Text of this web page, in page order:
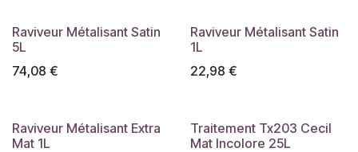
types de parquets huilés sur
toutes essences de bois
Idéale pour l'entretien de
des parquets huilés en usine
Raviveur Métalisant Satin
5L
74,08 €
Raviveur Métalisant Satin
1L
22,98 €
Raviveur Métalisant Extra
Mat 1L
Traitement Tx203 Cecil
Mat Incolore 25L